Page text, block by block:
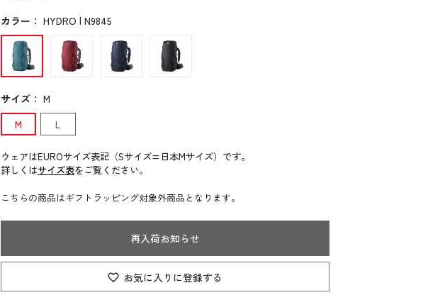
カラー ： HYDRO | N9845
サイズ： M
M
L
ウェアはEUROサイズ表記（Sサイズ=日本Mサイズ）です。
詳しくはサイズ表をご覧ください。
こちらの商品はギフトラッピング対象外商品となります。
再入荷お知らせ
お気に入りに登録する